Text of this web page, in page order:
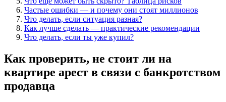
Частые ошибки — и почему они стоят миллионов
Что делать, если ситуация разная?
Как лучше сделать — практические рекомендации
Что делать, если ты уже купил?
Как проверить, не стоит ли на
квартире арест в связи с банкротством
продавца